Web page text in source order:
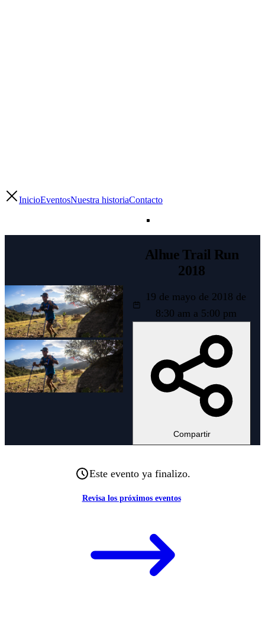
InicioEventosNuestra historiaContacto
Alhue Trail Run
2018
19 de mayo de 2018 de
8:30 am a 5:00 pm
Compartir
Este evento ya finalizo.
Revisa los próximos eventos